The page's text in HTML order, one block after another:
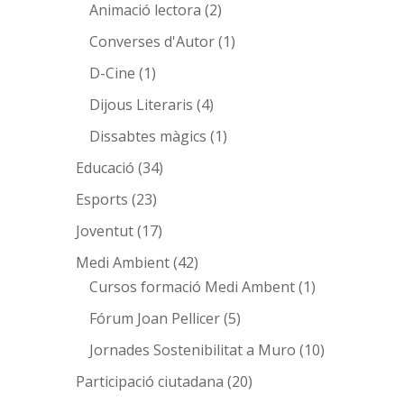
Animació lectora (2)
Converses d'Autor(1)
D-Cine (1)
Dijous Literaris (4)
Dissabtes màgics (1)
Educació (34)
Esports (23)
Joventut(17)
Medi Ambient(42)
Cursos formació Medi Ambent(1)
Fórum Joan Pellicer(5)
Jornades Sostenibilitat a Muro (10)
Participació ciutadana (20)